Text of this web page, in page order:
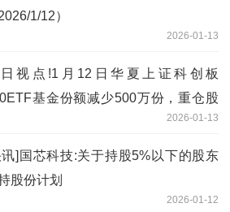
2026/1/12）
2026-01-13
视点!1月12日华夏上证科创板
基金份额减少500万份，重仓股
2026-01-13
讯]国芯科技:关于持股5%以下的股东
股份计划
2026-01-12